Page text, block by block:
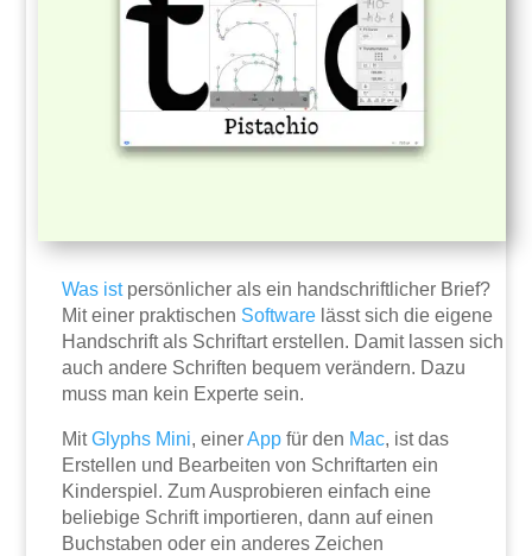
Was istpersönlicher als ein handschriftlicher Brief?
Mit einer praktischen Software lässt sich die eigene
Handschrift als Schriftart erstellen. Damit lassen sich
auch andere Schriften bequem verändern. Dazu
muss man kein Experte sein.
MitGlyphs Mini, einerApp für den Mac, ist das
Erstellen und Bearbeiten von Schriftarten ein
Kinderspiel. Zum Ausprobieren einfach eine
beliebige Schrift importieren, dann auf einen
Buchstaben oder ein anderes Zeichen